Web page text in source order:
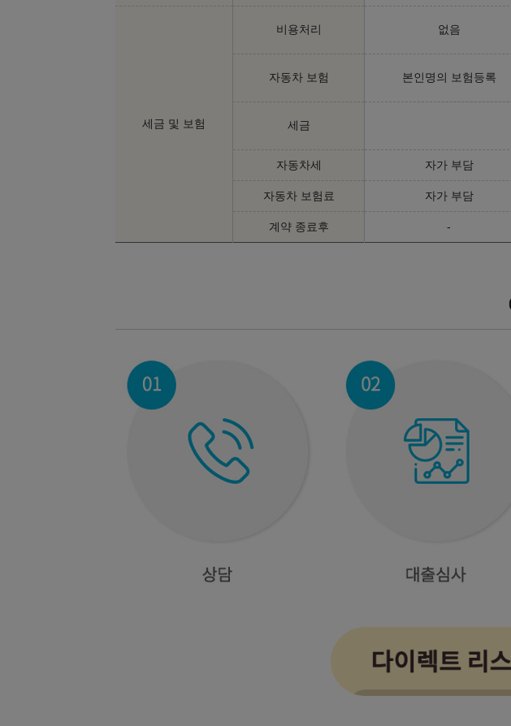
세금 및 보험
비용처리 없음
자동차 보험 본인명의 보험등록
세금
자동차세 자가 부담
자동차 보험료 자가 부담
계약 종료후 -